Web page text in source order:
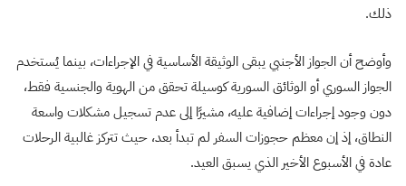
ذلك.
وأوضح أن الجواز الأجنبي يبقى الوثيقة الأساسية في الإجراءات، بينما يُستخدم
الجواز السوري أو الوثائق السورية كوسيلة تحقق من الهوية والجنسية فقط،
دون وجود إجراءات إضافية عليه، مشيرًا إلى عدم تسجيل مشكلات واسعة
النطاق، إذ إن معظم حجوزات السفر لم تبدأ بعد، حيث تتركز غالبية الرحلات
عادة في الأسبوع الأخير الذي يسبق العيد.